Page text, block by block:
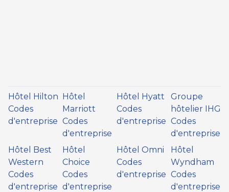
Hôtel Hilton
Codes
d'entreprise
Hôtel
Marriott
Codes
d'entreprise
Hôtel Hyatt
Codes
d'entreprise
Groupe
hôtelier IHG
Codes
d'entreprise
Hôtel Best
Western
Codes
d'entreprise
Hôtel
Choice
Codes
d'entreprise
Hôtel Omni
Codes
d'entreprise
Hôtel
Wyndham
Codes
d'entreprise